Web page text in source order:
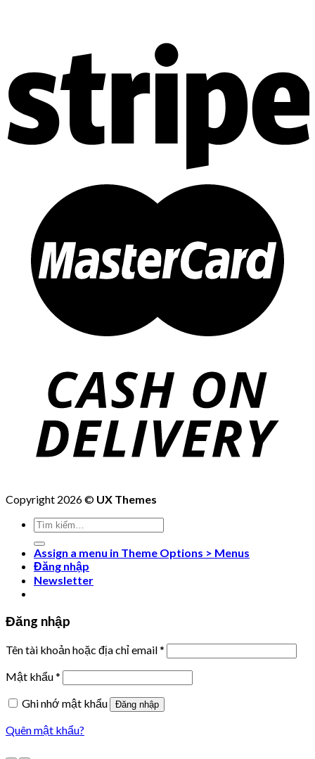
Copyright 2026 © UX Themes
Tìm
kiếm:
Assign a menu in Theme Options > Menus
Đăng nhập
Newsletter
Đăng nhập
Tên tài khoản hoặc địa chỉ email*
Mật khẩu*
Ghi nhớ mật khẩu
Đăng nhập
Quên mật khẩu?